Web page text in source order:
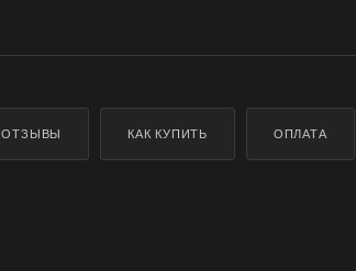
ОТЗЫВЫ КАК КУПИТЬ ОПЛАТА